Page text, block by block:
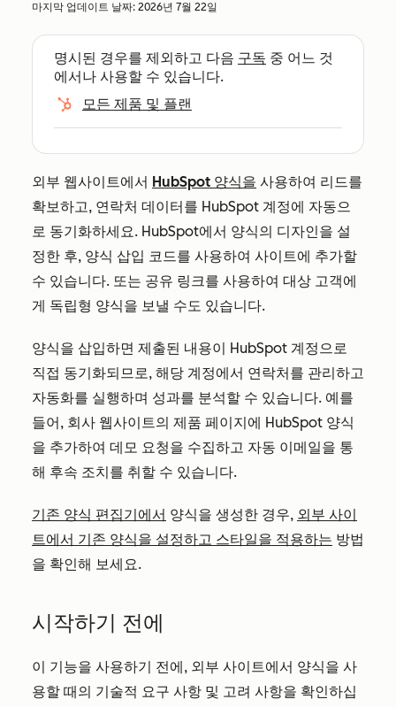
마지막 업데이트 날짜: 2026년 7월 22일
명시된 경우를 제외하고 다음 구독 중 어느 것
에서나 사용할 수 있습니다.
모든 제품 및 플랜
외부 웹사이트에서 HubSpot 양식을 사용하여 리드를
확보하고, 연락처 데이터를 HubSpot 계정에 자동으
로 동기화하세요. HubSpot에서 양식의 디자인을 설
정한 후, 양식 삽입 코드를 사용하여 사이트에 추가할
수 있습니다. 또는 공유 링크를 사용하여 대상 고객에
게 독립형 양식을 보낼 수도 있습니다.
양식을 삽입하면 제출된 내용이 HubSpot 계정으로
직접 동기화되므로, 해당 계정에서 연락처를 관리하고
자동화를 실행하며 성과를 분석할 수 있습니다. 예를
들어, 회사 웹사이트의 제품 페이지에 HubSpot 양식
을 추가하여 데모 요청을 수집하고 자동 이메일을 통
해 후속 조치를 취할 수 있습니다.
기존 양식 편집기에서 양식을 생성한 경우, 외부 사이
트에서 기존 양식을 설정하고 스타일을 적용하는 방법
을 확인해 보세요.
시작하기 전에
이 기능을 사용하기 전에, 외부 사이트에서 양식을 사
용할 때의 기술적 요구 사항 및 고려 사항을 확인하십